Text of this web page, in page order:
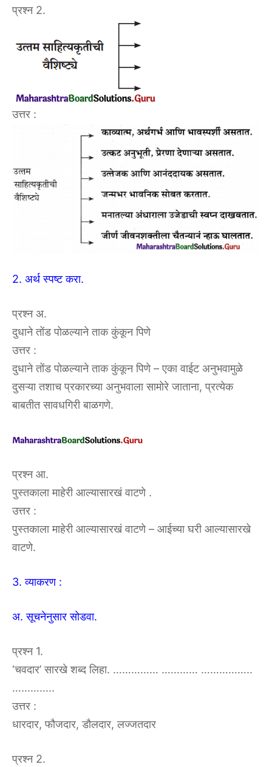
प्रश्न 2.
उत्तर :
2. अर्थ स्पष्ट करा.
प्रश्न अ.
दुधाने तोंड पोळल्याने ताक कुंकून पिणे
उत्तर :
दुधाने तोंड पोळल्याने ताक कुंकून पिणे – एका वाईट अनुभवामुळे
दुसऱ्या तशाच प्रकारच्या अनुभवाला सामोरे जाताना, प्रत्येक
बाबतीत सावधगिरी बाळगणे.
प्रश्न आ.
पुस्तकाला माहेरी आल्यासारखं वाटणे .
उत्तर :
पुस्तकाला माहेरी आल्यासारखं वाटणे – आईच्या घरी आल्यासारखे
वाटणे.
3. व्याकरण :
अ. सूचनेनुसार सोडवा.
प्रश्न 1.
‘चवदार’ सारखे शब्द लिहा. …………… ………… ……………..
…………..
उत्तर :
धारदार, फौजदार, डौलदार, लज्जतदार
प्रश्न 2.